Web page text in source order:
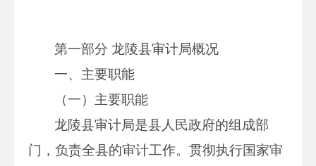
第一部分 龙陵县审计局概况
一、主要职能
（一）主要职能
龙陵县审计局是县人民政府的组成部
门，负责全县的审计工作。贯彻执行国家审